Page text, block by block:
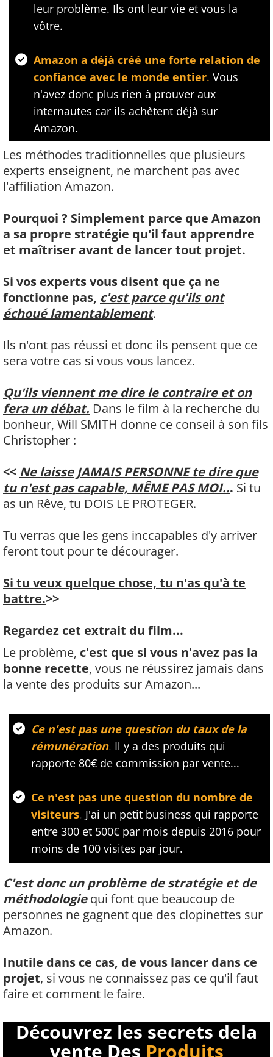
leur problème. Ils ont leur vie et vous la
vôtre.
Amazon a déjà créé une forte relation de
confiance avec le monde entier. Vous
n'avez donc plus rien à prouver aux
internautes car ils achètent déjà sur
Amazon.
Les méthodes traditionnelles que plusieurs
experts enseignent, ne marchent pas avec
l'affiliation Amazon.
Pourquoi ? Simplement parce que Amazon
a sa propre stratégie qu'il faut apprendre
et maîtriser avant de lancer tout projet.
Si vos experts vous disent que ça ne
fonctionne pas, c'est parce qu'ils ont
échoué lamentablement.
Ils n'ont pas réussi et donc ils pensent que ce
sera votre cas si vous vous lancez.
Qu'ils viennent me dire le contraire et on
fera un débat. Dans le film à la recherche du
bonheur, Will SMITH donne ce conseil à son fils
Christopher :
<< Ne laisse JAMAIS PERSONNE te dire que
tu n'est pas capable, MÊME PAS MOI... Si tu
as un Rêve, tu DOIS LE PROTEGER.
Tu verras que les gens inccapables d'y arriver
feront tout pour te décourager.
Si tu veux quelque chose, tu n'as qu'à te
battre.>>
Regardez cet extrait du film...
Le problème, c'est que si vous n'avez pas la
bonne recette, vous ne réussirez jamais dans
la vente des produits sur Amazon...
Ce n'est pas une question du taux de la
rémunération. Il y a des produits qui
rapporte 80€ de commission par vente...
Ce n'est pas une question du nombre de
visiteurs. J'ai un petit business qui rapporte
entre 300 et 500€ par mois depuis 2016 pour
moins de 100 visites par jour.
C'est donc un problème de stratégie et de
méthodologiequi font que beaucoup de
personnes ne gagnent que des clopinettes sur
Amazon.
Inutile dans ce cas, de vous lancer dans ce
projet, si vous ne connaissez pas ce qu'il faut
faire et comment le faire.
Découvrez les secrets dela
vente Des Produits